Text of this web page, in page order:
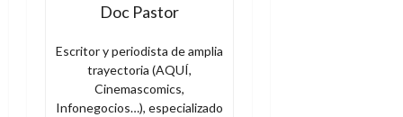
Doc Pastor
Escritor y periodista de amplia
trayectoria (AQUÍ,
Cinemascomics,
Infonegocios…), especializado